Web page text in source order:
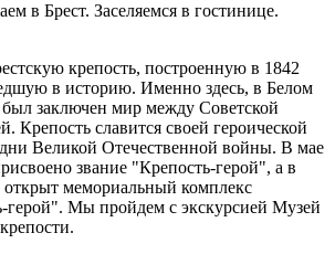
в Брест. Заселяемся в гостинице.
крепость, построенную в 1842
в историю. Именно здесь, в Белом
был заключен мир между Советской
Крепость славится своей героической
Великой Отечественной войны. В мае
звание "Крепость-герой", а в
открыт мемориальный комплекс
герой". Мы пройдем с экскурсией Музей